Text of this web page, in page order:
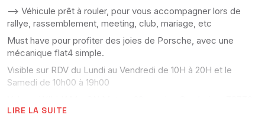
--> Véhicule prêt à rouler, pour vous accompagner lors de
rallye, rassemblement, meeting, club, mariage, etc
Must have pour profiter des joies de Porsche, avec une
mécanique flat4 simple.
Visible sur RDV du Lundi au Vendredi de 10H à 20H et le
Samedi de 10h00 à 19h00
Thoiry
LIRE LA SUITE